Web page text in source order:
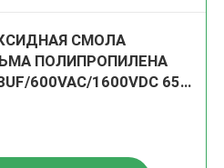
СМОЛА
ПОЛИПРОПИЛЕНА
600VAC/1600VDC 65A